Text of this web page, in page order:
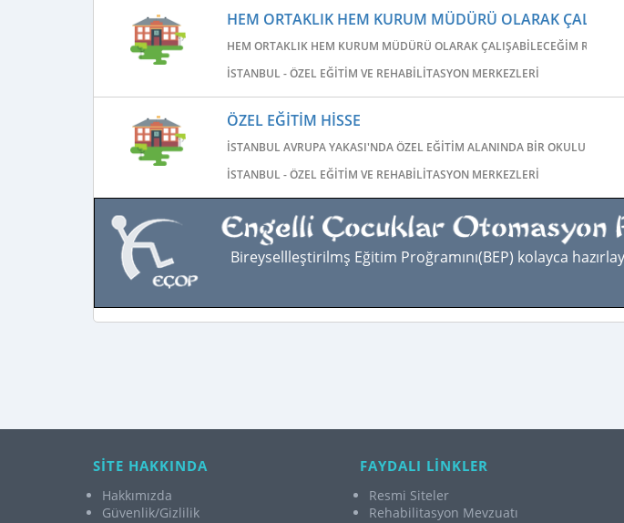
HEM ORTAKLIK HEM KURUM MÜDÜRÜ OLARAK
HEM ORTAKLIK HEM KURUM MÜDÜRÜ OLARAK ÇALIŞABİLECEĞİM
İSTANBUL - ÖZEL EĞITIM VE REHABILITASYON MERKEZLERI
ÖZEL EĞITIM HISSE
İSTANBUL AVRUPA YAKASI'NDA ÖZEL EĞITIM ALANINDA BIR OKULUN
İSTANBUL - ÖZEL EĞITIM VE REHABILITASYON MERKEZLERI
Bireysellleştirilmş Eğitim Proğramını(BEP) kolayca
SİTE HAKKINDA
Hakkımızda
Güvenlik/Gizlilik
FAYDALI LİNKLER
Resmi Siteler
Rehabilitasyon Mevzuatı